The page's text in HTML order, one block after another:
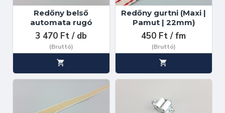
Redőny belső
automata rugó
3 470 Ft / db
(Bruttó)
Redőny gurtni (Maxi |
Pamut | 22mm)
450 Ft / fm
(Bruttó)